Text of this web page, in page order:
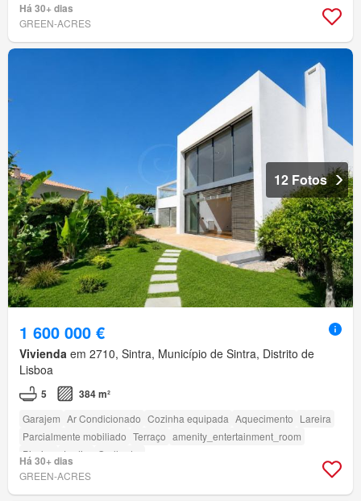
Há 30+ dias
GREEN-ACRES
12 Fotos
1 600 000 €
Vivienda em 2710, Sintra, Município de Sintra, Distrito de
Lisboa
5 384 m²
Garajem Ar Condicionado Cozinha equipada Aquecimento Lareira
Parcialmente mobiliado Terraço amenity_entertainment_room
Piscina
Jardim Grelhador
Há 30+ dias
GREEN-ACRES